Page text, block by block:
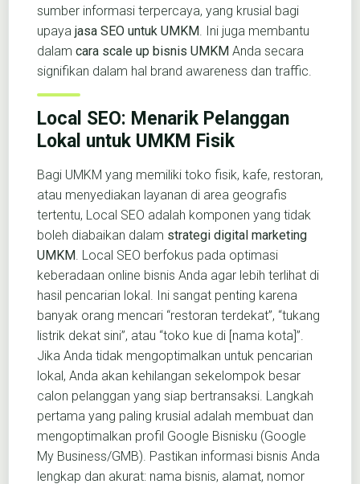
sumber informasi terpercaya, yang krusial bagi
upaya jasa SEO untuk UMKM. Ini juga membantu
dalam cara scale up bisnis UMKM Anda secara
signifikan dalam hal brand awareness dan traffic.
Local SEO: Menarik Pelanggan
Lokal untuk UMKM Fisik
Bagi UMKM yang memiliki toko fisik, kafe, restoran,
atau menyediakan layanan di area geografis
tertentu, Local SEO adalah komponen yang tidak
boleh diabaikan dalam strategi digital marketing
UMKM. Local SEO berfokus pada optimasi
keberadaan online bisnis Anda agar lebih terlihat di
hasil pencarian lokal. Ini sangat penting karena
banyak orang mencari “restoran terdekat”, “tukang
listrik dekat sini”, atau “toko kue di [nama kota]”.
Jika Anda tidak mengoptimalkan untuk pencarian
lokal, Anda akan kehilangan sekelompok besar
calon pelanggan yang siap bertransaksi. Langkah
pertama yang paling krusial adalah membuat dan
mengoptimalkan profil Google Bisnisku (Google
My Business/GMB). Pastikan informasi bisnis Anda
lengkap dan akurat: nama bisnis, alamat, nomor